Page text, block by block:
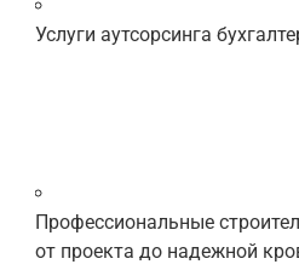
Услуги аутсорсинга
Профессиональные
от проекта до надежной